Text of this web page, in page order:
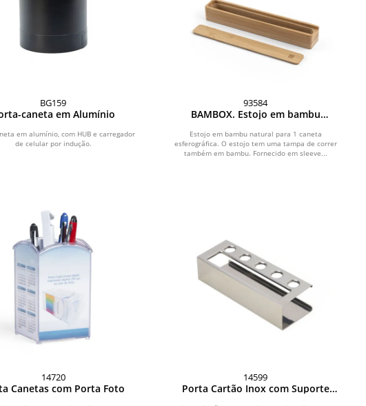
BG159
caneta em Alumínio
em alumínio, com HUB e carregador
de celular por indução.
93584
BAMBOX. Estojo em bambu
esferográfica
Estojo em bambu natural para 1 caneta
esferográfica. O estojo tem uma tampa de correr
também em bambu. Fornecido em sleeve...
14720
Canetas com Porta Foto
14599
Porta Cartão Inox com Suporte